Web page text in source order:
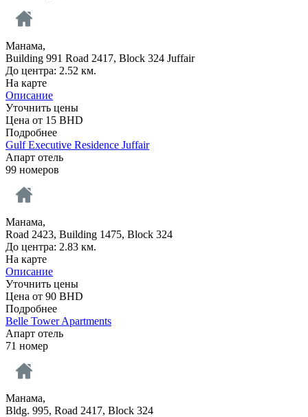
Манама,
Building 991 Road 2417, Block 324 Juffair
До центра: 2.52 км.
На карте
Описание
Уточнить цены
Цена от 15 BHD
Подробнее
Gulf Executive Residence Juffair
Апарт отель
99 номеров
Манама,
Road 2423, Building 1475, Block 324
До центра: 2.83 км.
На карте
Описание
Уточнить цены
Цена от 90 BHD
Подробнее
Belle Tower Apartments
Апарт отель
71 номер
Манама,
Bldg. 995, Road 2417, Block 324